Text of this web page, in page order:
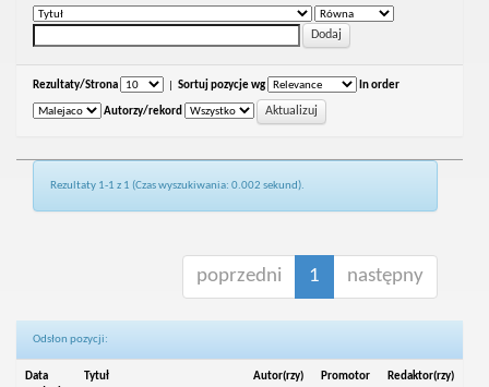
Rezultaty/Strona Sortuj pozycje wg In order
Autorzy/rekord
Rezultaty 1-1 z 1 (Czas wyszukiwania: 0.002 sekund).
poprzedni 1 następny
Odsłon pozycji:
Data Tytuł Autor(rzy) Promotor Redaktor(rzy)